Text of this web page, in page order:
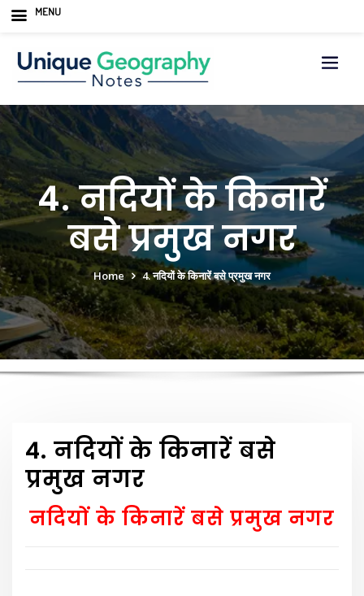
4. नदियों के किनारें
बसे प्रमुख नगर
Home 4. नदियों के किनारें बसे प्रमुख नगर
4. नदियों के किनारें बसे
प्रमुख नगर
नदियों के किनारें बसे प्रमुख नगर
MENU